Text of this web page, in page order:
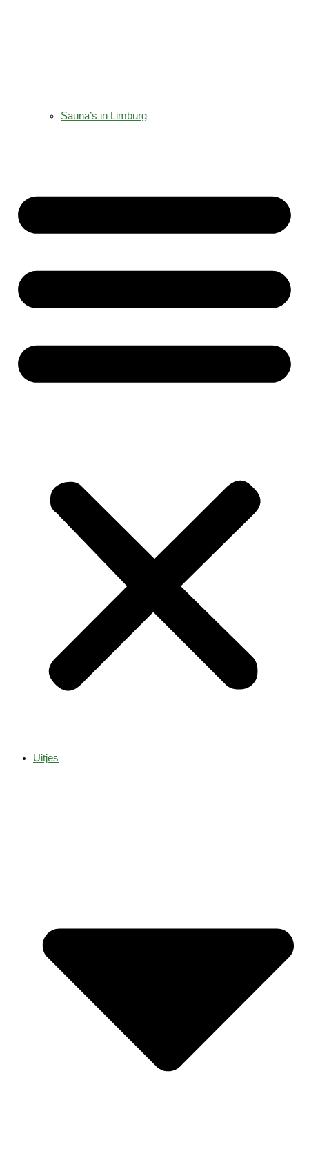
Sauna’s in Limburg
Uitjes